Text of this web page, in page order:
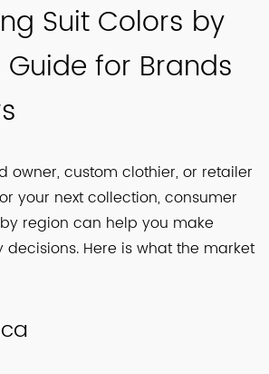
Suit Colors by
for Brands
owner, custom clothier, or retailer
your next collection, consumer
region can help you make
decisions. Here is what the market